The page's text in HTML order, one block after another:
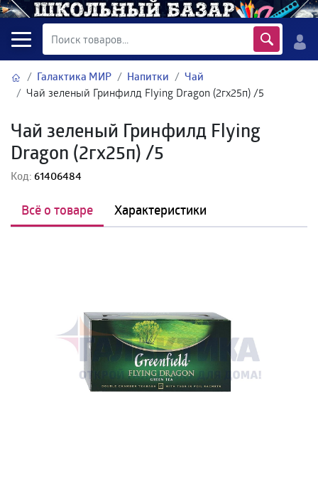
Галактика МИР Напитки Чай
Чай зеленый Гринфилд Flying Dragon (2гх25п) /5
Чай зеленый Гринфилд Flying
Dragon (2гх25п) /5
Код: 61406484
Всё о товаре Характеристики